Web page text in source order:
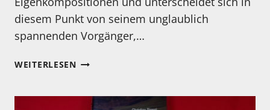
diesem Punkt von seinem unglaublich
spannenden Vorgänger,…
WEITERLESENJAMES
QUARTET: